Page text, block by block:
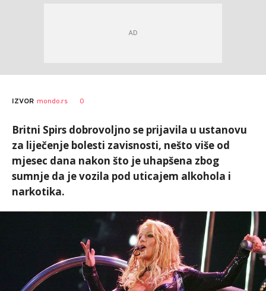
IZVOR mondo.rs 0
Britni Spirs dobrovoljno se prijavila u ustanovu
za liječenje bolesti zavisnosti, nešto više od
mjesec dana nakon što je uhapšena zbog
sumnje da je vozila pod uticajem alkohola i
narkotika.